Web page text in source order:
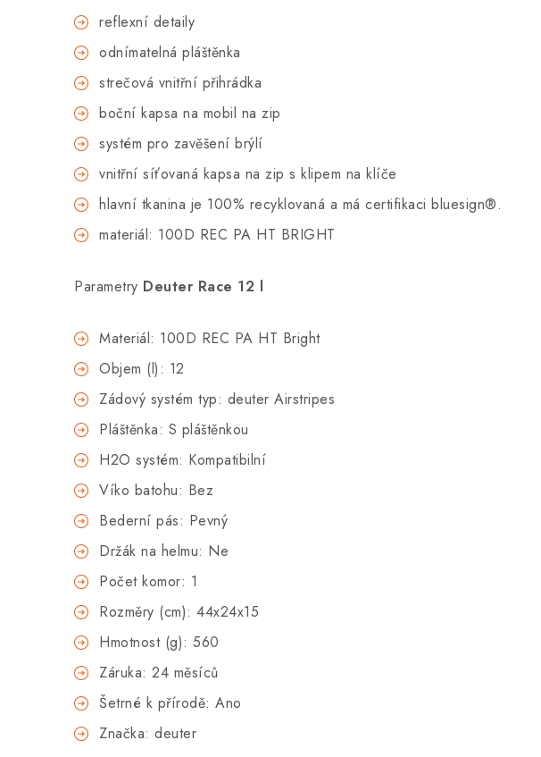
reflexní detaily
odnímatelná pláštěnka
strečová vnitřní přihrádka
boční kapsa na mobil na zip
systém pro zavěšení brýlí
vnitřní síťovaná kapsa na zip s klipem na klíče
hlavní tkanina je 100% recyklovaná a má certifikaci bluesign®.
materiál: 100D REC PA HT BRIGHT
Parametry Deuter Race 12 l
Materiál: 100D REC PA HT Bright
Objem (l): 12
Zádový systém typ: deuter Airstripes
Pláštěnka: S pláštěnkou
H2O systém: Kompatibilní
Víko batohu: Bez
Bederní pás: Pevný
Držák na helmu: Ne
Počet komor: 1
Rozměry (cm): 44x24x15
Hmotnost (g): 560
Záruka: 24 měsíců
Šetrné k přírodě: Ano
Značka: deuter